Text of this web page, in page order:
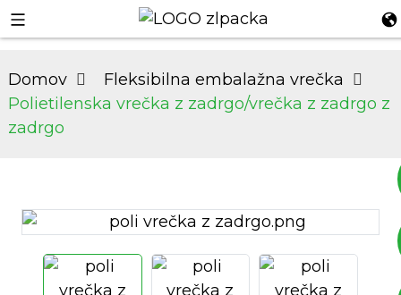
Domov
Fleksibilna embalažna vrečka
Polietilenska vrečka z zadrgo/vrečka z zadrgo z
zadrgo